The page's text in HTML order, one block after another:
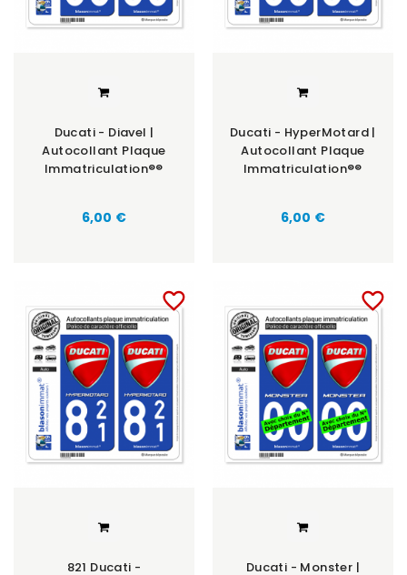
Ducati - Diavel |
Autocollant Plaque
Immatriculation®®
6,00 €
Ducati - HyperMotard |
Autocollant Plaque
Immatriculation®®
6,00 €
favorite_border
821 Ducati -
favorite_border
Ducati - Monster |